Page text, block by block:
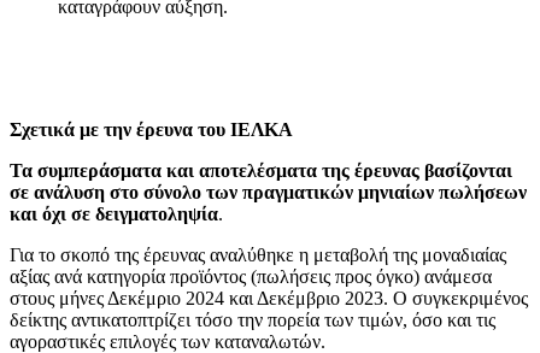
καταγράφουν αύξηση.
Σχετικά με την έρευνα του ΙΕΛΚΑ
Τα συμπεράσματα και αποτελέσματα της έρευνας βασίζονται
σε ανάλυση στο σύνολο των πραγματικών μηνιαίων πωλήσεων
και όχι σε δειγματοληψία.
Για το σκοπό της έρευνας αναλύθηκε η μεταβολή της μοναδιαίας
αξίας ανά κατηγορία προϊόντος (πωλήσεις προς όγκο) ανάμεσα
στους μήνες Δεκέμριο 2024 και Δεκέμβριο 2023. Ο συγκεκριμένος
δείκτης αντικατοπτρίζει τόσο την πορεία των τιμών, όσο και τις
αγοραστικές επιλογές των καταναλωτών.